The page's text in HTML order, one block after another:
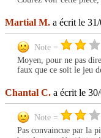
Martial M. a écrit le
Note =
Moyen, pour ne pas
faux que ce soit le jeu
Chantal C. a écrit le
Note =
Pas convaincue par la